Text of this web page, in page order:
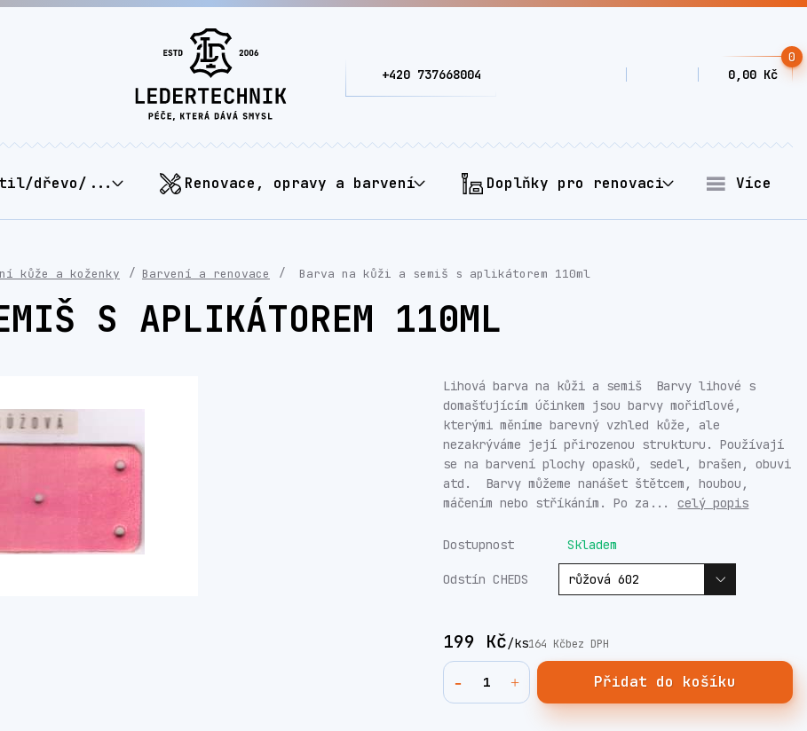
0
0,00 Kč
+420 737668004
dřevo/... Renovace, opravy a barvení Doplňky pro renovaci Více
kůže a koženky Barvení a renovace Barva na kůži a semiš s aplikátorem 110ml
S APLIKÁTOREM 110ML
Lihová barva na kůži a semiš Barvy lihové s
domašťujícím účinkem jsou barvy mořidlové,
kterými měníme barevný vzhled kůže, ale
nezakrýváme její přirozenou strukturu. Používají
se na barvení plochy opasků, sedel, brašen, obuvi
atd. Barvy můžeme nanášet štětcem, houbou,
máčením nebo stříkáním. Po za...celý popis
Dostupnost Skladem
Odstín CHEDS
199 Kč/ks164 Kčbez DPH
Přidat do košíku